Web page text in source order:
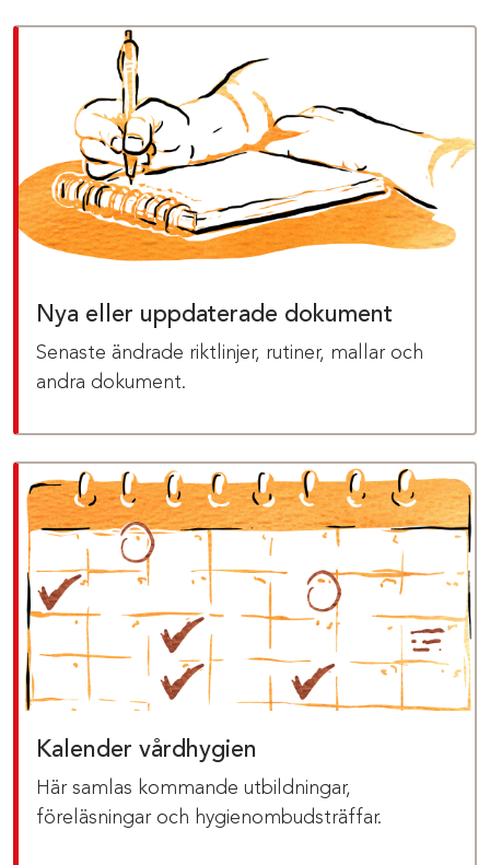
sjukhus i Region Kalmar län provtas för VRE.
Nya eller uppdaterade dokument
Senaste ändrade riktlinjer, rutiner, mallar och
andra dokument.
Kalender vårdhygien
Här samlas kommande utbildningar,
föreläsningar och hygienombudsträffar.